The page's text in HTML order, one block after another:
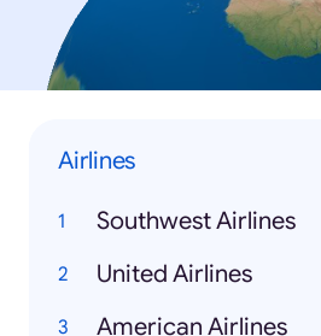
Airlines
Southwest Airlines
United Airlines
American Airlines